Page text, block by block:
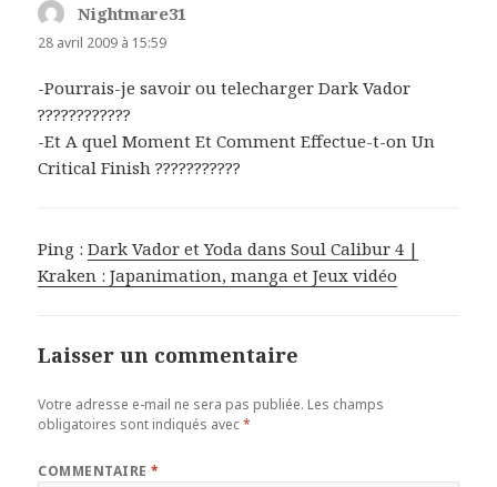
Nightmare31
28 avril 2009 à 15:59
-Pourrais-je savoir ou telecharger Dark Vador
????????????
-Et A quel Moment Et Comment Effectue-t-on Un
Critical Finish ???????????
Ping :Dark Vador et Yoda dans Soul Calibur 4 |
Kraken : Japanimation, manga et Jeux vidéo
Laisser un commentaire
Votre adresse e-mail ne sera pas publiée. Les champs
obligatoires sont indiqués avec*
COMMENTAIRE*